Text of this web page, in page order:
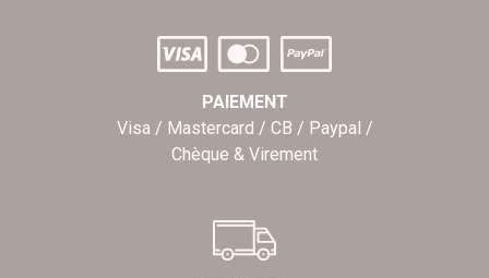
PAIEMENT
Visa / Mastercard / CB / Paypal /
Chèque & Virement